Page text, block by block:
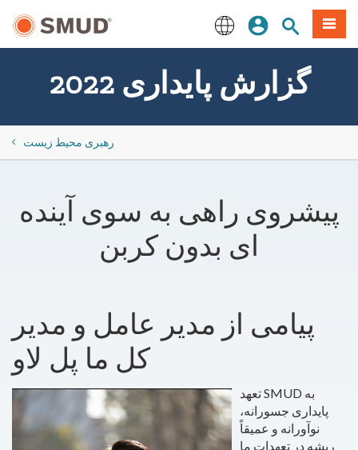
English
ورودسایتمنو
2022 گزارش پایداری
​رهبری محیط زیست
پیشروی راهی به سوی آینده
ای بدون کربن
پیامی از مدیر عامل و مدیر
کل ما پل لاو
تعهد SMUD به
پایداری جسورانه،
نوآورانه و عمیقاً
ریشه در تعهدات ما